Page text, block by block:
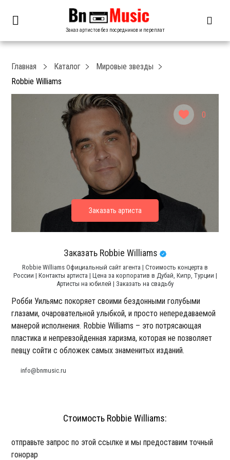
Заказ артистов без посредников и переплат
0
Главная Каталог
Мировые звезды
Robbie Williams
Заказать Robbie Williams
Robbie Williams Официальный сайт агента | Стоимость концерта в
России | Контакты артиста | Цена за корпоратив в Дубай, Кипр, Турции |
Артисты на юбилей | Заказать на свадьбу
Робби Уильямс покоряет своими бездонными голубыми
глазами, очаровательной улыбкой, и просто непередаваемой
манерой исполнения. Robbie Williams – это потрясающая
пластика и непревзойденная харизма, которая не позволяет
певцу сойти с обложек самых знаменитых изданий.
info@bnmusic.ru
Стоимость Robbie Williams:
отправьте запрос по этой ссылке и мы предоставим точный
гонорар